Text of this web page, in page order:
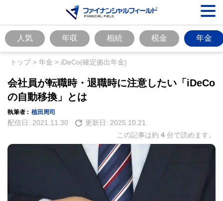
人気 年収 相続 税金 年金
トップ> 年金 > iDeCo(確定拠出年金)
会社員が転職時・退職時に注意したい「iDeCo
の自動移換」とは
執筆者 : 植田周司
配信日: 2021.11.30 更新日: 2025.10.21
この記事は約 4 分で読めます。